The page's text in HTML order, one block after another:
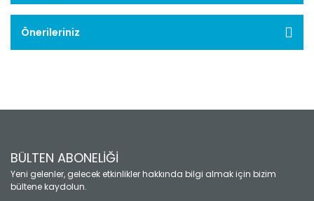
Önerileriniz
BÜLTEN ABONELİĞİ
Yeni gelenler, gelecek etkinlikler hakkında bilgi almak için bizim
bültene kaydolun.